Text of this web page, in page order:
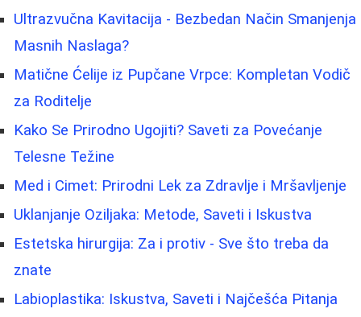
Ultrazvučna Kavitacija - Bezbedan Način Smanjenja
Masnih Naslaga?
Matične Ćelije iz Pupčane Vrpce: Kompletan Vodič
za Roditelje
Kako Se Prirodno Ugojiti? Saveti za Povećanje
Telesne Težine
Med i Cimet: Prirodni Lek za Zdravlje i Mršavljenje
Uklanjanje Oziljaka: Metode, Saveti i Iskustva
Estetska hirurgija: Za i protiv - Sve što treba da
znate
Labioplastika: Iskustva, Saveti i Najčešća Pitanja